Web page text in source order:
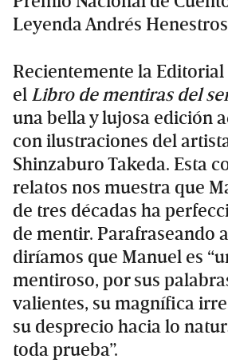
Leyenda Andrés
Recientemente la
el Libro de mentiras del
una bella y lujosa edición
con ilustraciones del
Shinzaburo Takeda. Esta
relatos nos muestra que
de tres décadas ha
de mentir. Parafraseando
diríamos que Manuel es
mentiroso, por sus
valientes, su magnífica
su desprecio hacia lo
toda prueba”.